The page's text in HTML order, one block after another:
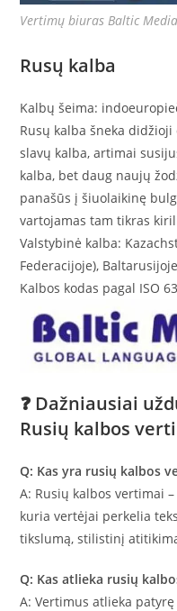
Vertimų biuras Baltic
Rusų kalba
Kalbų šeima:
Rusų kalba šneka
slavų kalba, artimai
kalba, bet daug naujų
panašūs į šiuolaikinę
vartojamas tam tikras
Valstybinė kalba:
Federacijoje), Baltarusijoje
Kalbos kodas pagal ISO
❓ Dažniausiai
Rusių kalbos
Q: Kas yra rusių kalbos
A: Rusių kalbos vertimai
kuria vertėjai perkelia
tikslumą, stilistinį
Q: Kas atlieka rusių
A: Vertimus atlieka